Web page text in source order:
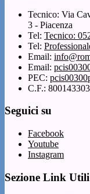
Tecnico: Via
3 - Piacenza
Tel: Tecnico:
Tel:
Email:
Email:
PEC:
C.F.:
Seguici su
Facebook
Youtube
Instagram
Sezione Link Utili